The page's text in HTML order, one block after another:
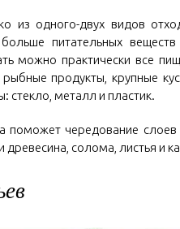
из одного-двух видов
питательных
можно практически все
продукты, крупные
стекло, металл и пластик.
поможет чередование слоев
солома, листья и